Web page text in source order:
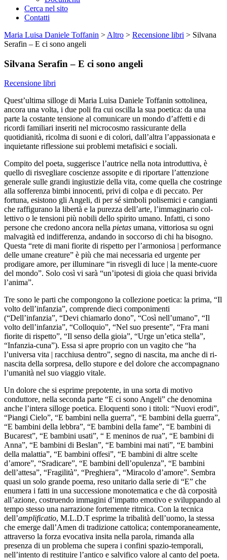
Cerca nel sito
Contatti
Maria Luisa Daniele Toffanin > Altro > Recensione libri > Silvana
Serafin – E ci sono angeli
Silvana Serafin – E ci sono angeli
Recensione libri
Quest’ultima silloge di Maria Luisa Daniele Toffanin sottolinea,
ancora una volta, i due poli fra cui oscilla la sua poetica: da una
parte la costante tensione al comunicare un mondo d’affetti e di
ricordi familiari inseriti nel microcosmo rassicurante della
quotidianità, ricolma di suoni e di colori, dall’altra l’appassionata e
inquietante riflessione sui problemi metafisici e sociali.
Compito del poeta, suggerisce l’autrice nella nota introduttiva, è
quello di risvegliare coscienze assopite e di riportare l’attenzione
generale sulle grandi ingiustizie della vita, come quella che costringe
alla sofferenza bimbi innocenti, privi di colpa e di peccato. Per
fortuna, esistono gli Angeli, di per sé simboli polisemici e cangianti
che raffigurano la libertà e la purezza dell’arte, l’immaginario col­
lettivo o le tensioni più nobili dello spirito umano. Infatti, ci sono
persone che credono ancora nella pietas umana, vittoriosa su ogni
malvagità ed indifferenza, andando in soccorso di chi ha bisogno.
Questa “rete di mani fiorite di rispetto per l’armoniosa | performance
delle umane creature” è più che mai necessaria ed urgente per
prodigare amore, per illuminare “in risvegli di luce | la mente-cuore
del mondo”. Solo così vi sarà “un’ipotesi di gioia che quasi brivida
l’anima”.
Tre sono le parti che compongono la collezione poetica: la prima, “Il
volto dell’infanzia”, comprende dieci componimenti
(“Dell’infanzia”, “Devi chiamarlo dono”, “Così nell’umano”, “Il
volto dell’infanzia”, “Colloquio”, “Nel suo presente”, “Fra mani
fiorite di rispetto”, “Il senso della gioia”, “Urge un’etica stella”,
“Infanzia-cuna”). Essa si apre proprio con un vagito che “ha
l’universa vita | racchiusa dentro”, segno di nascita, ma anche di ri-
nascita della sorpresa, dello stupore e del dolore che accompagnano
l’umanità nel suo viaggio vitale.
Un dolore che si esprime prepotente, in una sorta di motivo
conduttore, nella seconda parte “E ci sono Angeli” che denomina
anche l’intera silloge poetica. Eloquenti sono i titoli: “Nuovi erodi”,
“Piangi Cielo”, “E bambini nella guerra”, “E bambini della guerra”,
“E bambini della lebbra”, “E bambini della fame”, “E bambini di
Bucarest”, “E bambini usati”, “ E meninos de rua”, “E bambini di
Anna”, “E bambini di Beslan”, “E bambini mai nati”, “E bambini
della malattia”, “E bambini offesi”, “E bambini di altre scelte
d’amore”, “Sradicare”, “E bambini dell’opulenza”, “E bambini
dell’attesa”, “Fragilità”, “Preghiera”, “Miracolo d’amore”. Sembra
quasi un solo grande poema, reso unitario dalla serie di “E” che
enumera i fatti in una successione monotematica e che dà corposità
all’azione, costruendo immagini d’impatto emotivo e sviluppando al
tempo stesso una narrazione fortemente ritmica. Con la tecnica
dell’amplificatio, M.L.D.T esprime la tribalità dell’uomo, la stessa
che emerge dall’Amen di tradizione cattolica; contemporaneamente,
attraverso la forza evocativa insita nella parola, rimanda alla
presenza di un problema che supera i confini spazio-temporali,
nell’intento di restituire l’antico e salvifico valore al canto del poeta.